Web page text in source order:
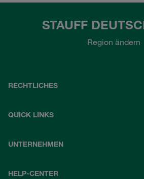
STAUFF
Region ändern
RECHTLICHES
QUICK LINKS
UNTERNEHMEN
HELP-CENTER